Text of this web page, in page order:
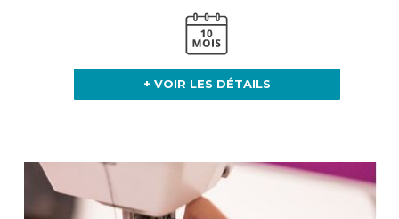
+ VOIR LES DÉTAILS